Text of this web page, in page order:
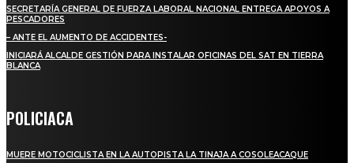
SECRETARÍA GENERAL DE FUERZA LABORAL NACIONAL ENTREGA APOYOS A
PESCADORES
– ANTE EL AUMENTO DE ACCIDENTES-
INICIARÁ ALCALDE GESTIÓN PARA INSTALAR OFICINAS DEL SAT EN TIERRA
BLANCA
POLICIACA
MUERE MOTOCICLISTA EN LA AUTOPISTA LA TINAJA A COSOLEACAQUE